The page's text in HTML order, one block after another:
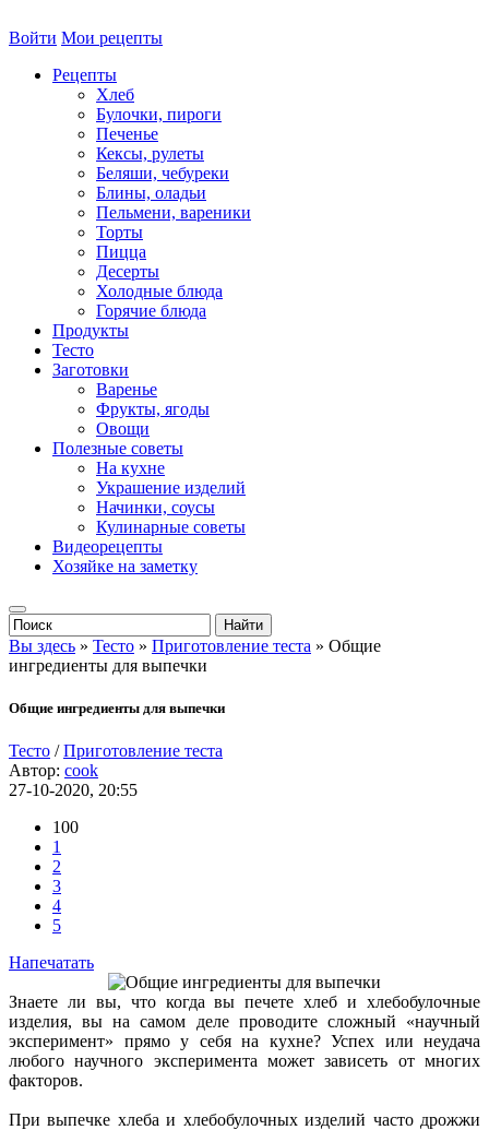
Войти Мои рецепты
Рецепты
Хлеб
Булочки, пироги
Печенье
Кексы, рулеты
Беляши, чебуреки
Блины, оладьи
Пельмени, вареники
Торты
Пицца
Десерты
Холодные блюда
Горячие блюда
Продукты
Тесто
Заготовки
Варенье
Фрукты, ягоды
Овощи
Полезные советы
На кухне
Украшение изделий
Начинки, соусы
Кулинарные советы
Видеорецепты
Хозяйке на заметку
Вы здесь » Тесто » Приготовление теста » Общие
ингредиенты для выпечки
Общие ингредиенты для выпечки
Тесто /Приготовление теста
Автор: cook
27-10-2020, 20:55
100
1
2
3
4
5
Напечатать
Знаете ли вы, что когда вы печете хлеб и хлебобулочные
изделия, вы на самом деле проводите сложный «научный
эксперимент» прямо у себя на кухне? Успех или неудача
любого научного эксперимента может зависеть от многих
факторов.
При выпечке хлеба и хлебобулочных изделий часто дрожжи